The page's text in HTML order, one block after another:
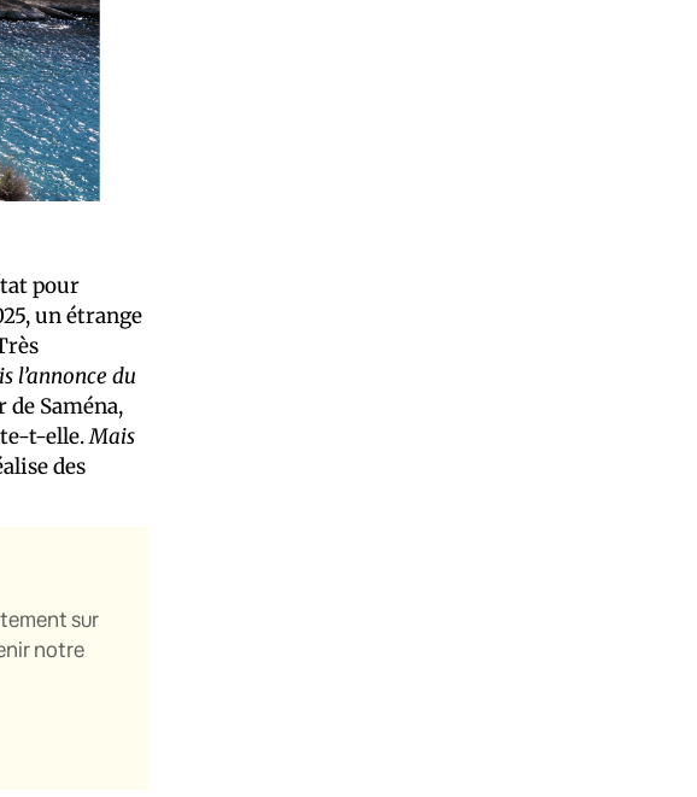
pour
un étrange
l’annonce du
Saména,
t-elle.Mais
des
sur
notre